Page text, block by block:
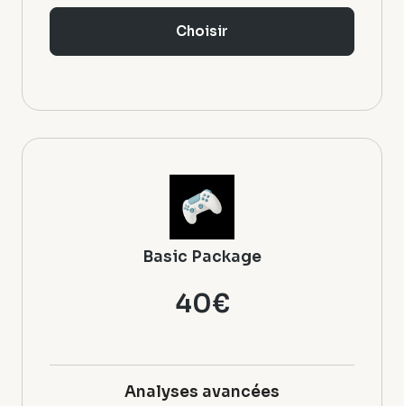
Choisir
Basic Package
40€
Analyses avancées